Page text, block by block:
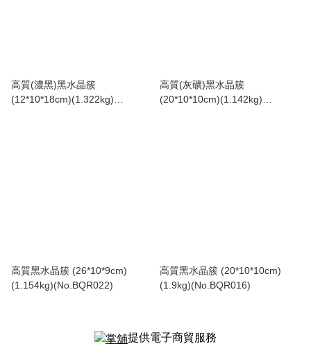
高質(濃黑)黑水晶簇
(12*10*18cm)(1.322kg)
高質(灰礦)黑水晶簇
(20*10*10cm)(1.142kg)
高質黑水晶簇 (26*10*9cm)
(1.154kg)(No.BQR022)
高質黑水晶簇 (20*10*10cm)
(1.9kg)(No.BQR016)
提供電子商貿服務